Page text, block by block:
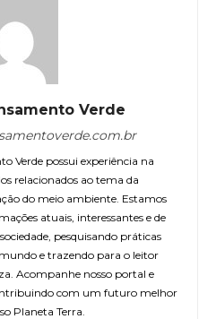
Verde
Verde possui experiência na
relacionados ao tema da
do meio ambiente. Estamos
atuais, interessantes e de
pesquisando práticas
e trazendo para o leitor
Acompanhe nosso portal e
com um futuro melhor
Planeta Terra.